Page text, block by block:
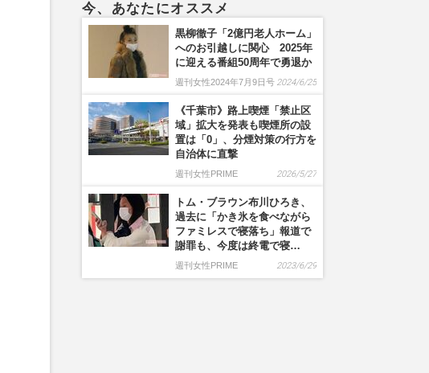
今、あなたにオススメ
黒柳徹子「2億円老人ホーム」
へのお引越しに関心 2025年
に迎える番組50周年で勇退か
週刊女性2024年7月9日号 2024/6/25
《千葉市》路上喫煙「禁止区
域」拡大を発表も喫煙所の設
置は「0」、分煙対策の行方を
自治体に直撃
週刊女性PRIME 2026/5/27
トム・ブラウン布川ひろき、
過去に「かき氷を食べながら
ファミレスで寝落ち」報道で
謝罪も、今度は終電で寝…
週刊女性PRIME 2023/6/29